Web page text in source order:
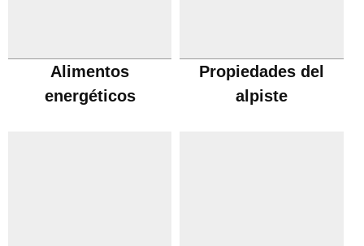
Alimentos
energéticos
Propiedades del
alpiste